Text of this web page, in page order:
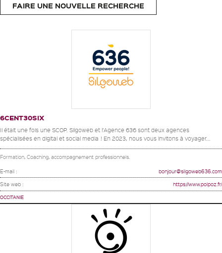
FAIRE UNE NOUVELLE RECHERCHE
6CENT30SIX
Il était une fois une SCOP. Silgoweb et l’Agence 636 sont deux agences
spécialisées en digital et social media ! En 2023, nous vous invitons à voyager...
Formation, Coaching, accompagnement professionnels.
E-mail : bonjour@silgoweb636.com
Site web : https://www.polpoz.fr/
OCCITANIE